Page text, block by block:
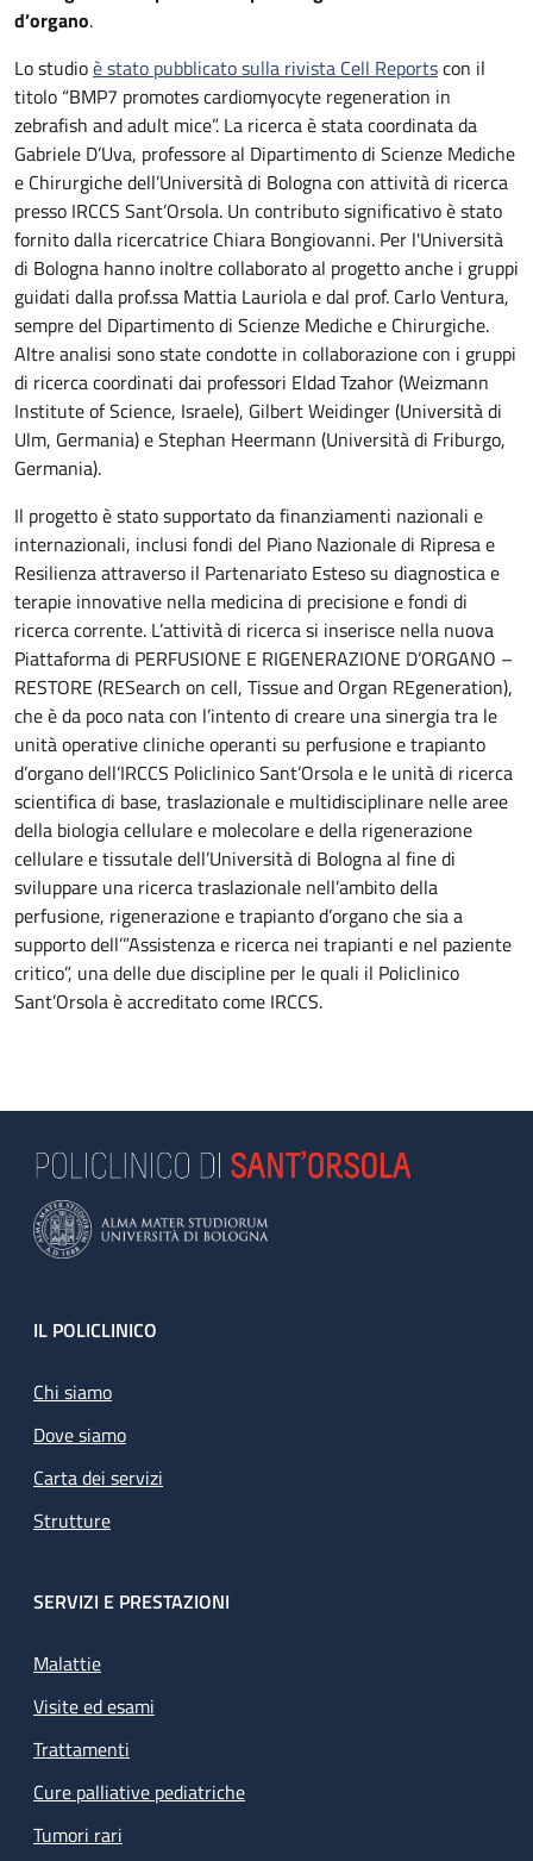
d’organo.
Lo studioè stato pubblicato sulla rivista Cell Reportscon il
titolo “BMP7 promotes cardiomyocyte regeneration in
zebrafish and adult mice”. La ricerca è stata coordinata da
Gabriele D’Uva, professore al Dipartimento di Scienze Mediche
e Chirurgiche dell’Università di Bologna con attività di ricerca
presso IRCCS Sant’Orsola. Un contributo significativo è stato
fornito dalla ricercatrice Chiara Bongiovanni. Per l'Università
di Bologna hanno inoltre collaborato al progetto anche i gruppi
guidati dalla prof.ssa Mattia Lauriola e dal prof. Carlo Ventura,
sempre del Dipartimento di Scienze Mediche e Chirurgiche.
Altre analisi sono state condotte in collaborazione con i gruppi
di ricerca coordinati dai professori Eldad Tzahor (Weizmann
Institute of Science, Israele), Gilbert Weidinger (Università di
Ulm, Germania) e Stephan Heermann (Università di Friburgo,
Germania).
Il progetto è stato supportato da finanziamenti nazionali e
internazionali, inclusi fondi del Piano Nazionale di Ripresa e
Resilienza attraverso il Partenariato Esteso su diagnostica e
terapie innovative nella medicina di precisione e fondi di
ricerca corrente. L’attività di ricerca si inserisce nella nuova
Piattaforma di PERFUSIONE E RIGENERAZIONE D’ORGANO –
RESTORE (RESearch on cell, Tissue and Organ REgeneration),
che è da poco nata con l’intento di creare una sinergia tra le
unità operative cliniche operanti su perfusione e trapianto
d’organo dell’IRCCS Policlinico Sant’Orsola e le unità di ricerca
scientifica di base, traslazionale e multidisciplinare nelle aree
della biologia cellulare e molecolare e della rigenerazione
cellulare e tissutale dell’Università di Bologna al fine di
sviluppare una ricerca traslazionale nell’ambito della
perfusione, rigenerazione e trapianto d’organo che sia a
supporto dell’”Assistenza e ricerca nei trapianti e nel paziente
critico”, una delle due discipline per le quali il Policlinico
Sant’Orsola è accreditato come IRCCS.
Footer
IL POLICLINICO
Chi siamo
Dove siamo
Carta dei servizi
Strutture
SERVIZI E PRESTAZIONI
Malattie
Visite ed esami
Trattamenti
Cure palliative pediatriche
Tumori rari